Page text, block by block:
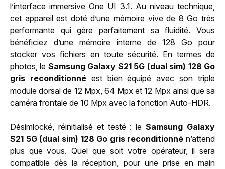
l’interface immersive One UI 3.1. Au niveau technique,
cet appareil est doté d’une mémoire vive de 8 Go très
performante qui gère parfaitement sa fluidité. Vous
bénéficiez d’une mémoire interne de 128 Go pour
stocker vos fichiers en toute sécurité. En termes de
photos, le Samsung Galaxy S21 5G (dual sim) 128 Go
gris reconditionnéest bien équipé avec son triple
module dorsal de 12 Mpx, 64 Mpx et 12 Mpx ainsi que sa
caméra frontale de 10 Mpx avec la fonction Auto-HDR.
Désimlocké, réinitialisé et testé : leSamsung Galaxy
S21 5G (dual sim) 128 Go gris reconditionné n’attend
plus que vous. Quel que soit votre opérateur, il sera
compatible dès la réception, pour une prise en main